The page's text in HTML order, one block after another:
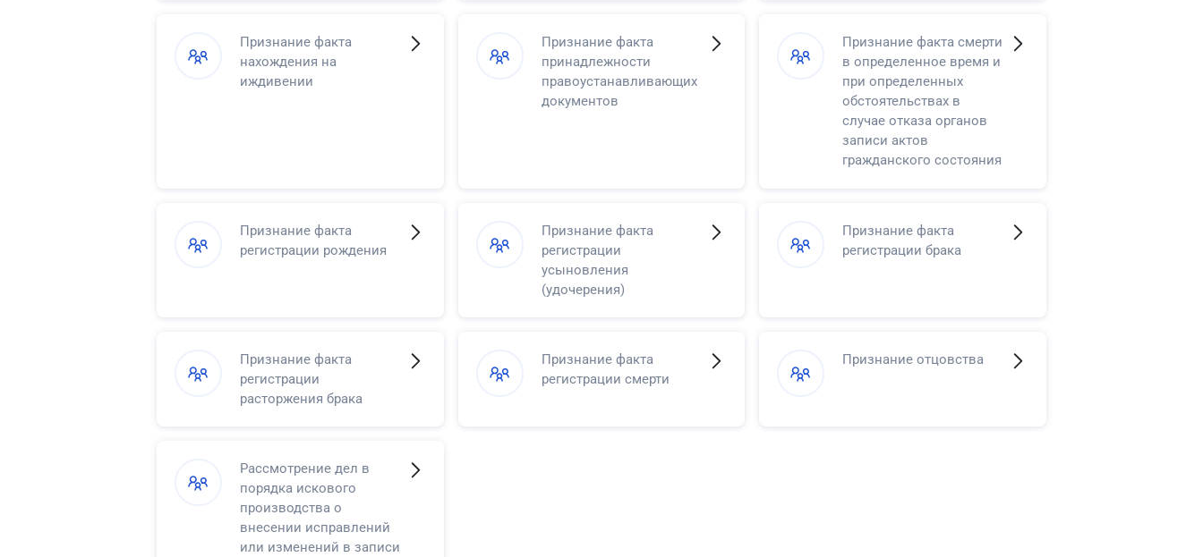
Признание факта
нахождения на
иждивении
Признание факта
принадлежности
правоустанавливающих
документов
Признание факта смерти
в определенное время и
при определенных
обстоятельствах в
случае отказа органов
записи актов
гражданского состояния
Признание факта
регистрации рождения
Признание факта
регистрации
усыновления
(удочерения)
Признание факта
регистрации брака
Признание факта
регистрации
расторжения брака
Признание факта
регистрации смерти
Признание отцовства
Рассмотрение дел в
порядка искового
производства о
внесении исправлений
или изменений в записи